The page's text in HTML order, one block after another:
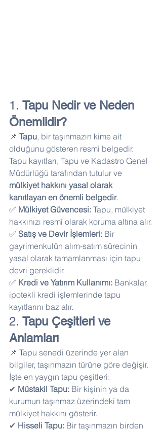
1. Tapu Nedir ve Neden
Önemlidir?
📌 Tapu, bir taşınmazın kime ait
olduğunu gösteren resmi belgedir.
Tapu kayıtları, Tapu ve Kadastro Genel
Müdürlüğü tarafından tutulur ve
mülkiyet hakkını yasal olarak
kanıtlayan en önemli belgedir.
✅ Mülkiyet Güvencesi: Tapu, mülkiyet
hakkınızı resmî olarak koruma altına alır.
✅ Satış ve Devir İşlemleri: Bir
gayrimenkulün alım-satım sürecinin
yasal olarak tamamlanması için tapu
devri gereklidir.
✅ Kredi ve Yatırım Kullanımı: Bankalar,
ipotekli kredi işlemlerinde tapu
kayıtlarını baz alır.
2. Tapu Çeşitleri ve
Anlamları
📌 Tapu senedi üzerinde yer alan
bilgiler, taşınmazın türüne göre değişir.
İşte en yaygın tapu çeşitleri:
✔ Müstakil Tapu: Bir kişinin ya da
kurumun taşınmaz üzerindeki tam
mülkiyet hakkını gösterir.
✔ Hisseli Tapu: Bir taşınmazın birden